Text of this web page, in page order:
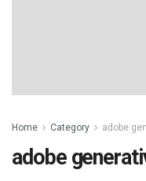
Home Category adobe
adobe